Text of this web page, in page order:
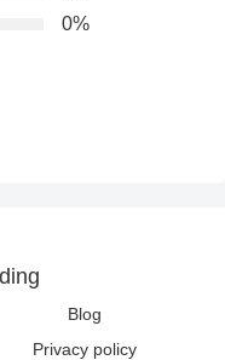
0%
Blog
Privacy policy